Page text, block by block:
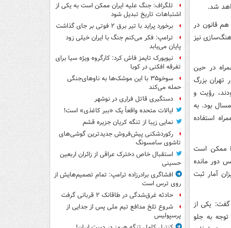
شد.
قانون در
نیز
در حین
تهران بزرگ
رؤیت و
حدود ۱۰۰ مورد بیشتر از امسال بود. به
که از تلفن همراه استفاده
ممکن است
دور مانده
آمار ثبت
گفت: یکی از
به جلو
تلگراف: جنگ علیه ایران ممکن است به یکی از
اشتباهات تاریخ تبدیل شود
برخورد پراید با تیر برق ۲ فوتی بر جای گذاشت
ترامپ: فکر می‌کنم جنگ با ایران خیلی زود
پایان می‌یابد
نیویورک تایمز فاش کرد: کارگروه ویژه سیا برای
تفرقه افکنی در کوبا
سوخو۳۵ با این موشک‌ها به ناوهای‌جنگی
حمله می‌کند
دستگیری قاتل فراری در نوشهر
ایالات متحده واقعاً یک «ببر کاغذی» است!
نمایی زیبا از تنگه کریان جزیره قشم
رکوردشکنی پیش‌فروش جدیدترین گوشی‌های
تاشوی سامسونگ
استقبال خاص دخترک عراقی از زائران اربعین
حسینی
افشاگری برادرزاده ترامپ: تمام تصمیم‌هایش از
روی ترس است
حادثه غرق‌شدگی در طاقانک ۲ قربانی گرفت
شروع تلخ مدافع تیم ملی پس از جدایی از
پرسپولیس